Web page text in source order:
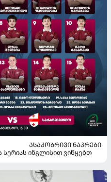
ᲐᲡᲐᲙᲝᲑᲠᲘᲕᲘ ᲜᲐᲙᲠᲔᲑᲘ
სერიას ინგლისით ვიწყებთ